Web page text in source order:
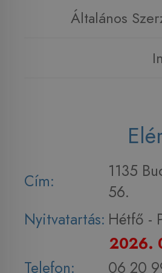
Általános
Cím:
1135
56.
Nyitvatartás: Hétfő -
2026.
Telefon:
06 20